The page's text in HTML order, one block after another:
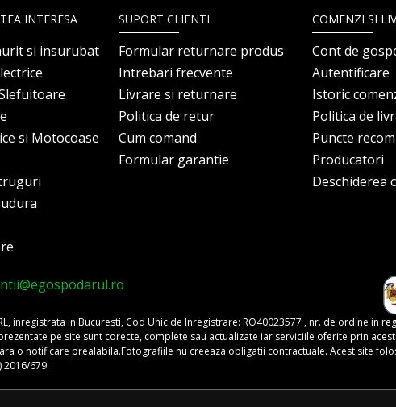
INTERESA
si insurubat
si Motocoase
SUPORT CLIENTI
Formular returnare produs
Intrebari frecvente
Livrare si returnare
Politica de retur
Cum comand
Formular garantie
COMENZI SI
Cont de
Autentificare
Istoric
Politica de
Puncte
Producatori
Deschiderea
inregistrata in Bucuresti, Cod Unic de Inregistrare: RO40023577 , nr. de ordine
pe site sunt corecte, complete sau actualizate iar serviciile oferite prin
o notificare prealabila.Fotografiile nu creeaza obligatii contractuale. Acest site
679.